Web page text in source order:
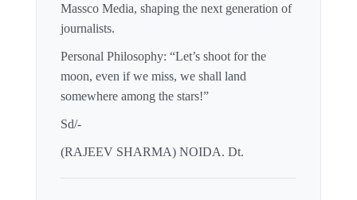
Massco Media, shaping the next generation of
journalists.
Personal Philosophy: “Let’s shoot for the
moon, even if we miss, we shall land
somewhere among the stars!”
Sd/-
(RAJEEV SHARMA) NOIDA. Dt.